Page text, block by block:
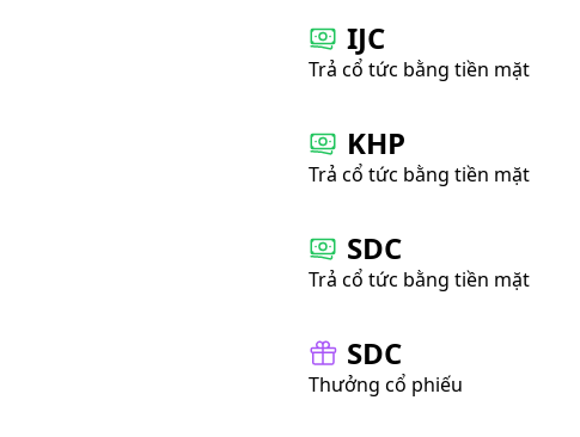
IJC
Trả cổ tức bằng tiền mặt
KHP
Trả cổ tức bằng tiền mặt
SDC
Trả cổ tức bằng tiền mặt
SDC
Thưởng cổ phiếu